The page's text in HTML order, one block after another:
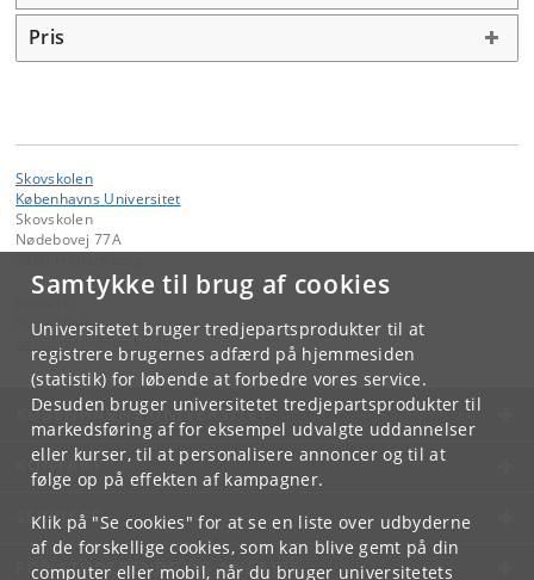
Samtykke til brug af cookies
Universitetet bruger tredjepartsprodukter til at
registrere brugernes adfærd på hjemmesiden
(statistik) for løbende at forbedre vores service.
Desuden bruger universitetet tredjepartsprodukter til
markedsføring af for eksempel udvalgte uddannelser
eller kurser, til at personalisere annoncer og til at
følge op på effekten af kampagner.
Klik på "Se cookies" for at se en liste over udbyderne
af de forskellige cookies, som kan blive gemt på din
computer eller mobil, når du bruger universitetets
Pris
Skovskolen
Københavns Universitet
Skovskolen
Nødebovej 77A
Skovskolen
KØBENHAVNS UNIVERSITET
KONTAKT
SERVICES
FOR STUDERENDE OG ANSATTE